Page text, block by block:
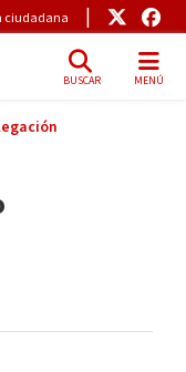
ciudadana Enlace
BUSCAR MENÚ